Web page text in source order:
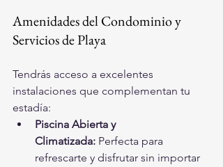
Amenidades del Condominio y
Servicios de Playa
Tendrás acceso a excelentes
instalaciones que complementan tu
estadía:
Piscina Abierta y
Climatizada: Perfecta para
refrescarte y disfrutar sin importar